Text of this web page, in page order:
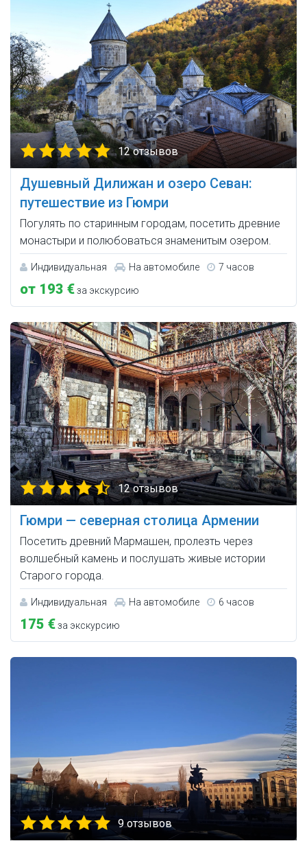
12 отзывов
Душевный Дилижан и озеро Севан:
путешествие из Гюмри
Погулять по старинным городам, посетить древние
монастыри и полюбоваться знаменитым озером.
Индивидуальная На автомобиле 7 часов
от 193 €за экскурсию
12 отзывов
Гюмри — северная столица Армении
Посетить древний Мармашен, пролезть через
волшебный камень и послушать живые истории
Старого города.
Индивидуальная На автомобиле 6 часов
175 €за экскурсию
9 отзывов